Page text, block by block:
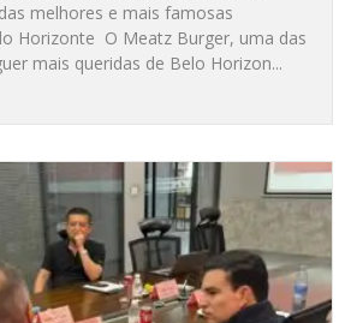
melhores e mais famosas
Horizonte O Meatz Burger, uma das
mais queridas de Belo Horizon...